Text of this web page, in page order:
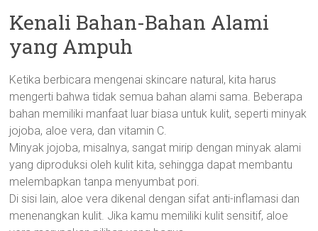
Kenali Bahan-Bahan Alami
yang Ampuh
Ketika berbicara mengenai skincare natural, kita harus
mengerti bahwa tidak semua bahan alami sama. Beberapa
bahan memiliki manfaat luar biasa untuk kulit, seperti minyak
jojoba, aloe vera, dan vitamin C.
Minyak jojoba, misalnya, sangat mirip dengan minyak alami
yang diproduksi oleh kulit kita, sehingga dapat membantu
melembapkan tanpa menyumbat pori.
Di sisi lain, aloe vera dikenal dengan sifat anti-inflamasi dan
menenangkan kulit. Jika kamu memiliki kulit sensitif, aloe